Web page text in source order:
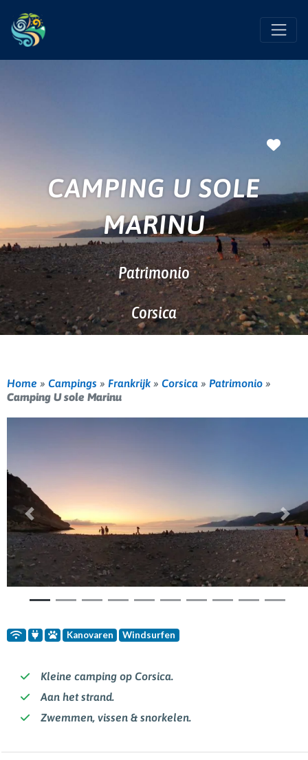
CAMPING U SOLE
MARINU
Patrimonio
Corsica
Home » Campings » Frankrijk » Corsica » Patrimonio »
Camping U sole Marinu
Vorige
Kanovaren Windsurfen
Kleine camping op Corsica.
Aan het strand.
Zwemmen, vissen & snorkelen.